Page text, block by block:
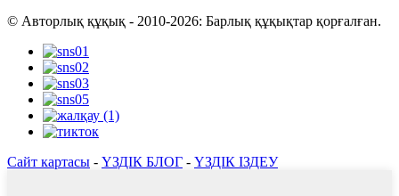
© Авторлық құқық - 2010-2026: Барлық құқықтар қорғалған.
Сайт картасы - ҮЗДІК БЛОГ - ҮЗДІК ІЗДЕУ